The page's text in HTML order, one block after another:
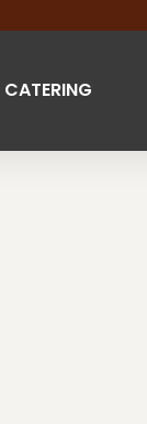
CATERING